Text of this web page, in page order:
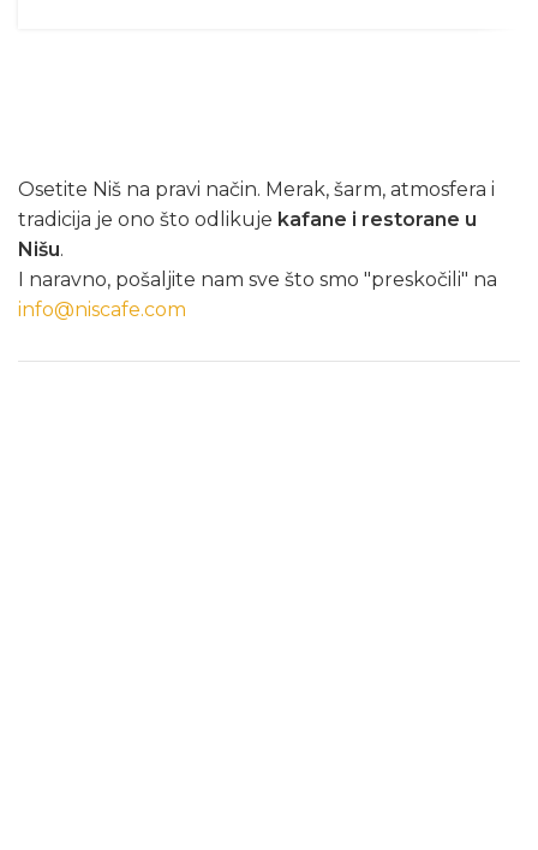
Osetite Niš na pravi način. Merak, šarm, atmosfera i
tradicija je ono što odlikuje kafane i restorane u
Nišu.
I naravno, pošaljite nam sve što smo "preskočili" na
info@niscafe.com